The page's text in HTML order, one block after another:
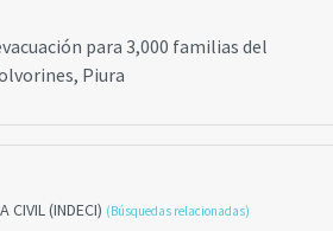
para 3,000 familias del
Piura
CIVIL (INDECI) (Búsquedas relacionadas)